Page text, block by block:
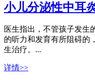
小儿分泌性中耳
医生指出，不管孩子发生
的听力和发育有所阻碍的
生治疗。...
详情>>